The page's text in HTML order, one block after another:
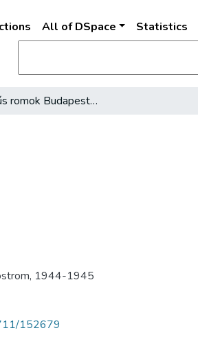
All of DSpace Statistics
[Háborús romok Budapesten]
, 1944-1945
152679